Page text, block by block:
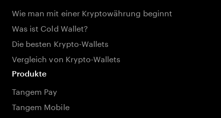
Wie man mit einer Kryptowährung beginnt
Was ist Cold Wallet?
Die besten Krypto-Wallets
Vergleich von Krypto-Wallets
Produkte
Tangem Pay
Tangem Mobile